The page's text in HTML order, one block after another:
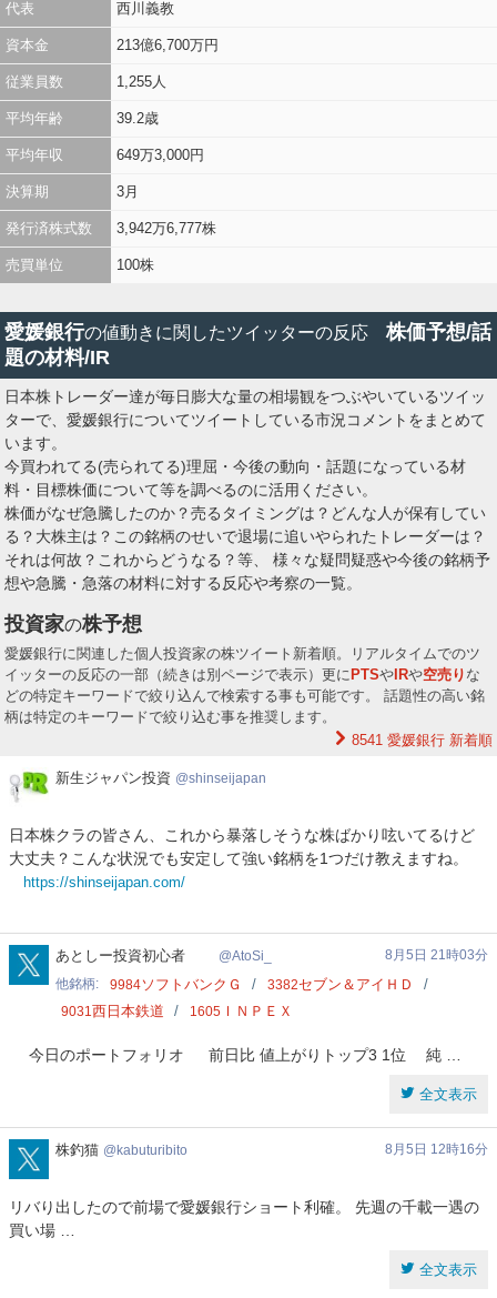
代表 西川義教
資本金 213億6,700万円
従業員数 1,255人
平均年齢 39.2歳
平均年収 649万3,000円
決算期 3月
発行済株式数 3,942万6,777株
売買単位 100株
愛媛銀行の値動きに関したツイッターの反応 株価予想/話
題の材料/IR
日本株トレーダー達が毎日膨大な量の相場観をつぶやいているツイッ
ターで、愛媛銀行についてツイートしている市況コメントをまとめて
います。
今買われてる(売られてる)理屈・今後の動向・話題になっている材
料・目標株価について等を調べるのに活用ください。
株価がなぜ急騰したのか？売るタイミングは？どんな人が保有してい
る？大株主は？この銘柄のせいで退場に追いやられたトレーダーは？
それは何故？これからどうなる？等、 様々な疑問疑惑や今後の銘柄予
想や急騰・急落の材料に対する反応や考察の一覧。
投資家の株予想
愛媛銀行に関連した個人投資家の株ツイート新着順。リアルタイムでのツ
イッターの反応の一部（続きは別ページで表示）更に PTSや IRや空売り な
どの特定キーワードで絞り込んで検索する事も可能です。 話題性の高い銘
柄は特定のキーワードで絞り込む事を推奨します。
8541 愛媛銀行 新着順
新
ャ
パ
ン
新生ジャパン投資 shinseijapan
日本株クラの皆さん、これから暴落しそうな株ばかり呟いてるけど
大丈夫？こんな状況でも安定して強い銘柄を1つだけ教えますね。
https://shinseijapan.com/
AtoSi_
あとしー投資初心者 AtoSi_
8月5日 21時03分
他銘柄
9984ソフトバンクＧ 3382セブン＆アイＨＤ
9031西日本鉄道 1605 ＩＮＰＥＸ
今日のポートフォリオ 前日比 値上がりトップ3 1位 純 …
全文表示
kabuturibito
株釣猫 kabuturibito 8月5日 12時16分
リバり出したので前場で愛媛銀行ショート利確。 先週の千載一遇の
買い場 …
全文表示